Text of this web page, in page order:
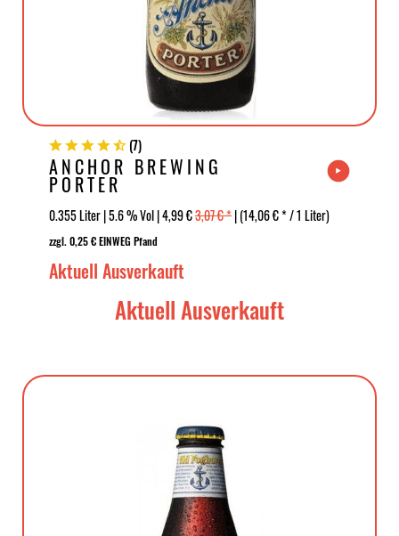
(7)
ANCHOR BREWING
PORTER
0.355 Liter | 5.6 % Vol | 4,99 €3,07 € *| (14,06 € * / 1 Liter)
zzgl. 0,25 € EINWEG Pfand
Aktuell Ausverkauft
Aktuell Ausverkauft